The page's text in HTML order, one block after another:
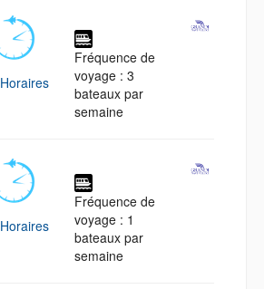
Horaires
Fréquence de
voyage : 3
bateaux par
semaine
Horaires
Fréquence de
voyage : 1
bateaux par
semaine